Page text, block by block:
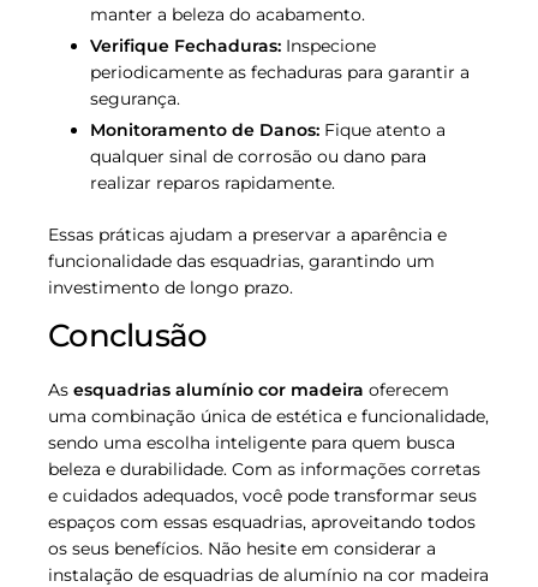
manter a beleza do acabamento.
Verifique Fechaduras: Inspecione
periodicamente as fechaduras para garantir a
segurança.
Monitoramento de Danos: Fique atento a
qualquer sinal de corrosão ou dano para
realizar reparos rapidamente.
Essas práticas ajudam a preservar a aparência e
funcionalidade das esquadrias, garantindo um
investimento de longo prazo.
Conclusão
As esquadrias alumínio cor madeira oferecem
uma combinação única de estética e funcionalidade,
sendo uma escolha inteligente para quem busca
beleza e durabilidade. Com as informações corretas
e cuidados adequados, você pode transformar seus
espaços com essas esquadrias, aproveitando todos
os seus benefícios. Não hesite em considerar a
instalação de esquadrias de alumínio na cor madeira